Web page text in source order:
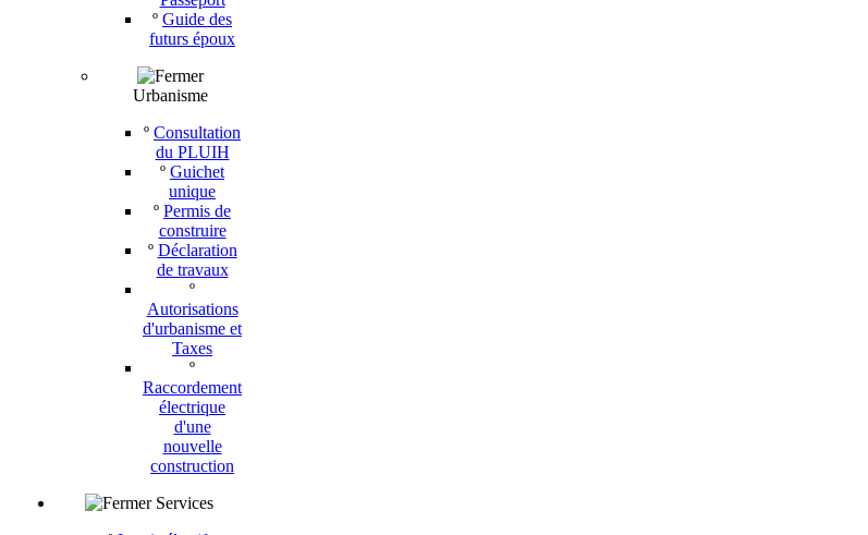
º Guide des
futurs époux
Urbanisme
º Consultation
du PLUIH
º Guichet
unique
º Permis de
construire
º Déclaration
de travaux
º
Autorisations
d'urbanisme et
Taxes
º
Raccordement
électrique
d'une
nouvelle
construction
Services